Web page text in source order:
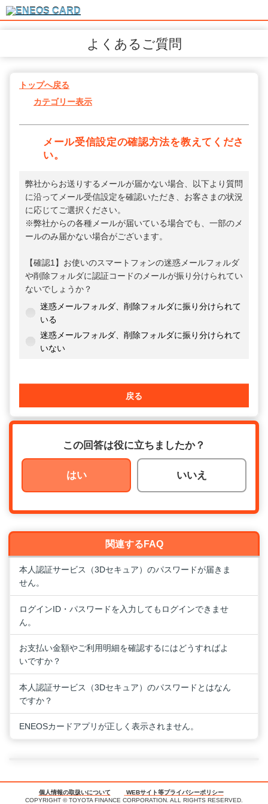
よくあるご質問
トップへ戻る
カテゴリー表示
メール受信設定の確認方法を教えてくださ
い。
弊社からお送りするメールが届かない場合、以下より質問
に沿ってメール受信設定を確認いただき、お客さまの状況
に応じてご選択ください。
※弊社からの各種メールが届いている場合でも、一部のメ
ールのみ届かない場合がございます。
【確認1】お使いのスマートフォンの迷惑メールフォルダ
や削除フォルダに認証コードのメールが振り分けられてい
ないでしょうか？
迷惑メールフォルダ、削除フォルダに振り分けられて
いる
迷惑メールフォルダ、削除フォルダに振り分けられて
いない
戻る
この回答は役に立ちましたか？
はい いいえ
関連するFAQ
本人認証サービス（3Dセキュア）のパスワードが届きま
せん。
ログインID・パスワードを入力してもログインできませ
ん。
お支払い金額やご利用明細を確認するにはどうすればよ
いですか？
本人認証サービス（3Dセキュア）のパスワードとはなん
ですか？
ENEOSカードアプリが正しく表示されません。
個人情報の取扱いについて
WEBサイト等プライバシーポリシー
COPYRIGHT © TOYOTA FINANCE CORPORATION. ALL RIGHTS RESERVED.